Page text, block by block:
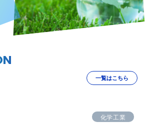
一覧はこちら
化学工業